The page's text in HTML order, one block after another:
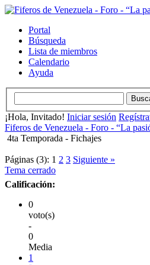
Portal
Búsqueda
Lista de miembros
Calendario
Ayuda
¡Hola, Invitado! Iniciar sesión
Fiferos de Venezuela - Foro - “La
4ta Temporada - Fichajes
Páginas (3): 1 2 3 Siguiente »
Tema cerrado
Calificación:
0
voto(s)
-
0
Media
1